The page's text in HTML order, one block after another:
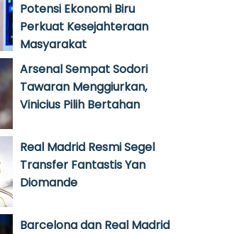
Potensi Ekonomi Biru
Perkuat Kesejahteraan
Masyarakat
Arsenal Sempat Sodori
Tawaran Menggiurkan,
Vinicius Pilih Bertahan
Real Madrid Resmi Segel
Transfer Fantastis Yan
Diomande
Barcelona dan Real Madrid